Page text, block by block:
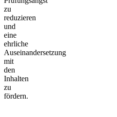
zu
reduzieren
und
eine
ehrliche
Auseinandersetzung
mit
den
Inhalten
zu
fördern.